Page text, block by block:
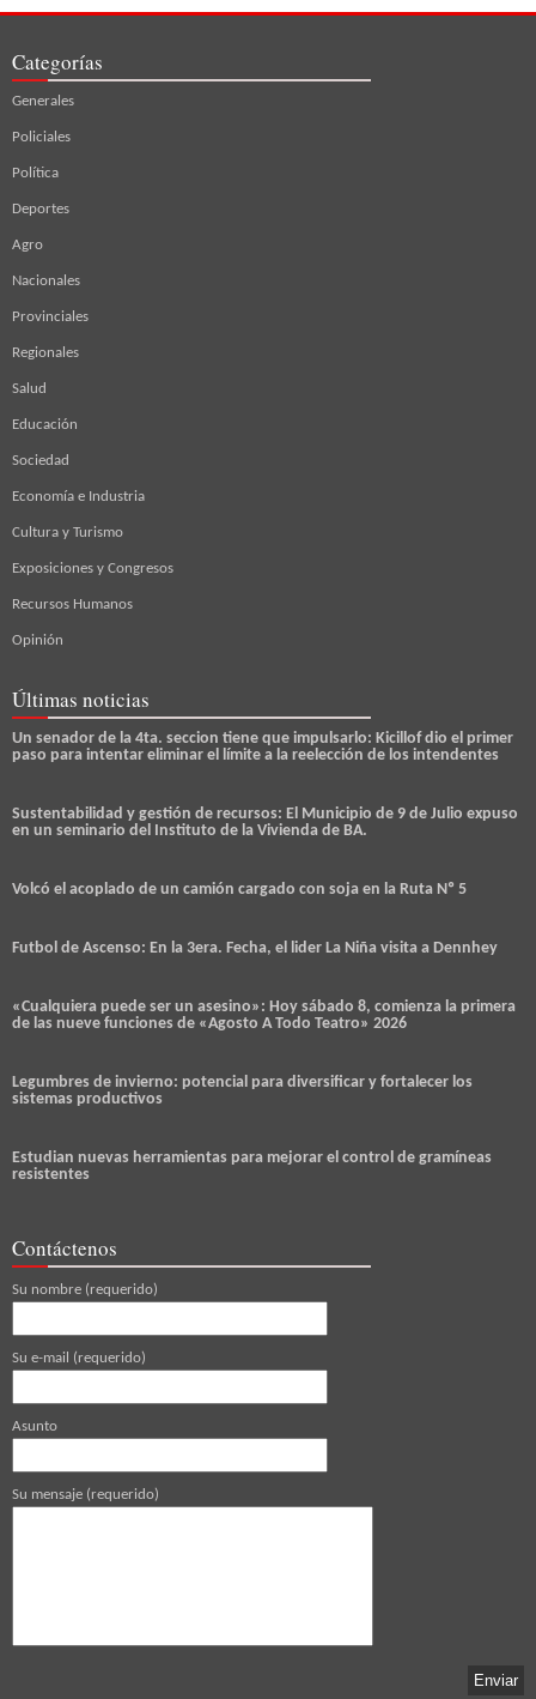
Categorías
Generales
Policiales
Política
Deportes
Agro
Nacionales
Provinciales
Regionales
Salud
Educación
Sociedad
Economía e Industria
Cultura y Turismo
Exposiciones y Congresos
Recursos Humanos
Opinión
Últimas noticias
Un senador de la 4ta. seccion tiene que impulsarlo: Kicillof dio el primer
paso para intentar eliminar el límite a la reelección de los intendentes
Sustentabilidad y gestión de recursos: El Municipio de 9 de Julio expuso
en un seminario del Instituto de la Vivienda de BA.
Volcó el acoplado de un camión cargado con soja en la Ruta Nº 5
Futbol de Ascenso: En la 3era. Fecha, el lider La Niña visita a Dennhey
«Cualquiera puede ser un asesino»: Hoy sábado 8, comienza la primera
de las nueve funciones de «Agosto A Todo Teatro» 2026
Legumbres de invierno: potencial para diversificar y fortalecer los
sistemas productivos
Estudian nuevas herramientas para mejorar el control de gramíneas
resistentes
Contáctenos
Su nombre (requerido)
Su e-mail (requerido)
Asunto
Su mensaje (requerido)